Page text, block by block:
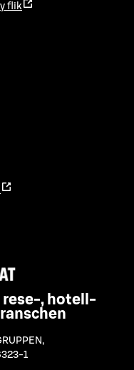
flik
rese-, hotell-
,
1